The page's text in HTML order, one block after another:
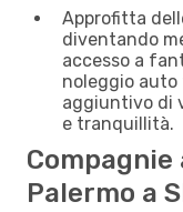
Approfitta
diventando
accesso a
noleggio
aggiuntivo di
e tranquillità.
Compagnie
Palermo a